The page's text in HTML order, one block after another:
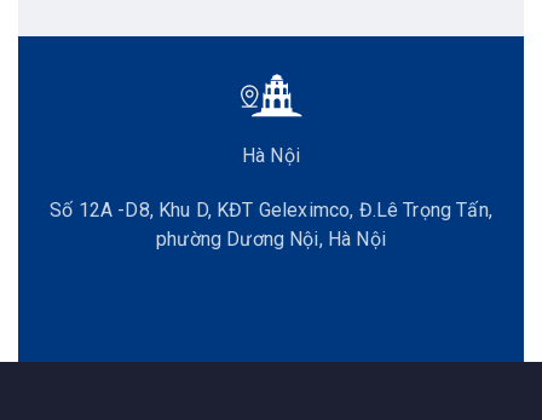
Hà Nội
Số 12A -D8, Khu D, KĐT Geleximco, Đ.Lê Trọng Tấn,
phường Dương Nội, Hà Nội